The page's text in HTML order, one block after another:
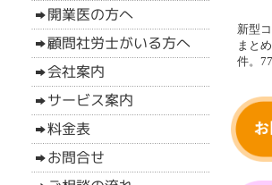
新型
まと
件。